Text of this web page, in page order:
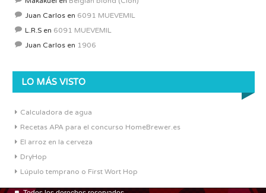
Juan Carlos en 6091 MUEVEMIL
L.R.S en 6091 MUEVEMIL
Juan Carlos en 1906
LO MÁS VISTO
Calculadora de agua
Recetas APA para el concurso HomeBrewer.es
El arroz en la cerveza
DryHop
Lúpulo temprano o First Wort Hop